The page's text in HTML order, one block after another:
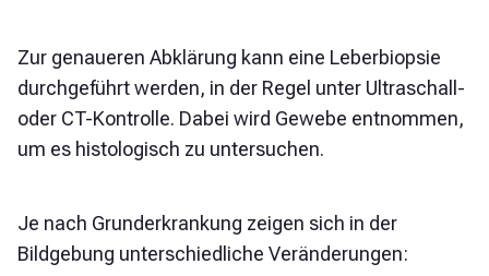
Zur genaueren Abklärung kann eine Leberbiopsie
durchgeführt werden, in der Regel unter Ultraschall-
oder CT-Kontrolle. Dabei wird Gewebe entnommen,
um es histologisch zu untersuchen.
Je nach Grunderkrankung zeigen sich in der
Bildgebung unterschiedliche Veränderungen: